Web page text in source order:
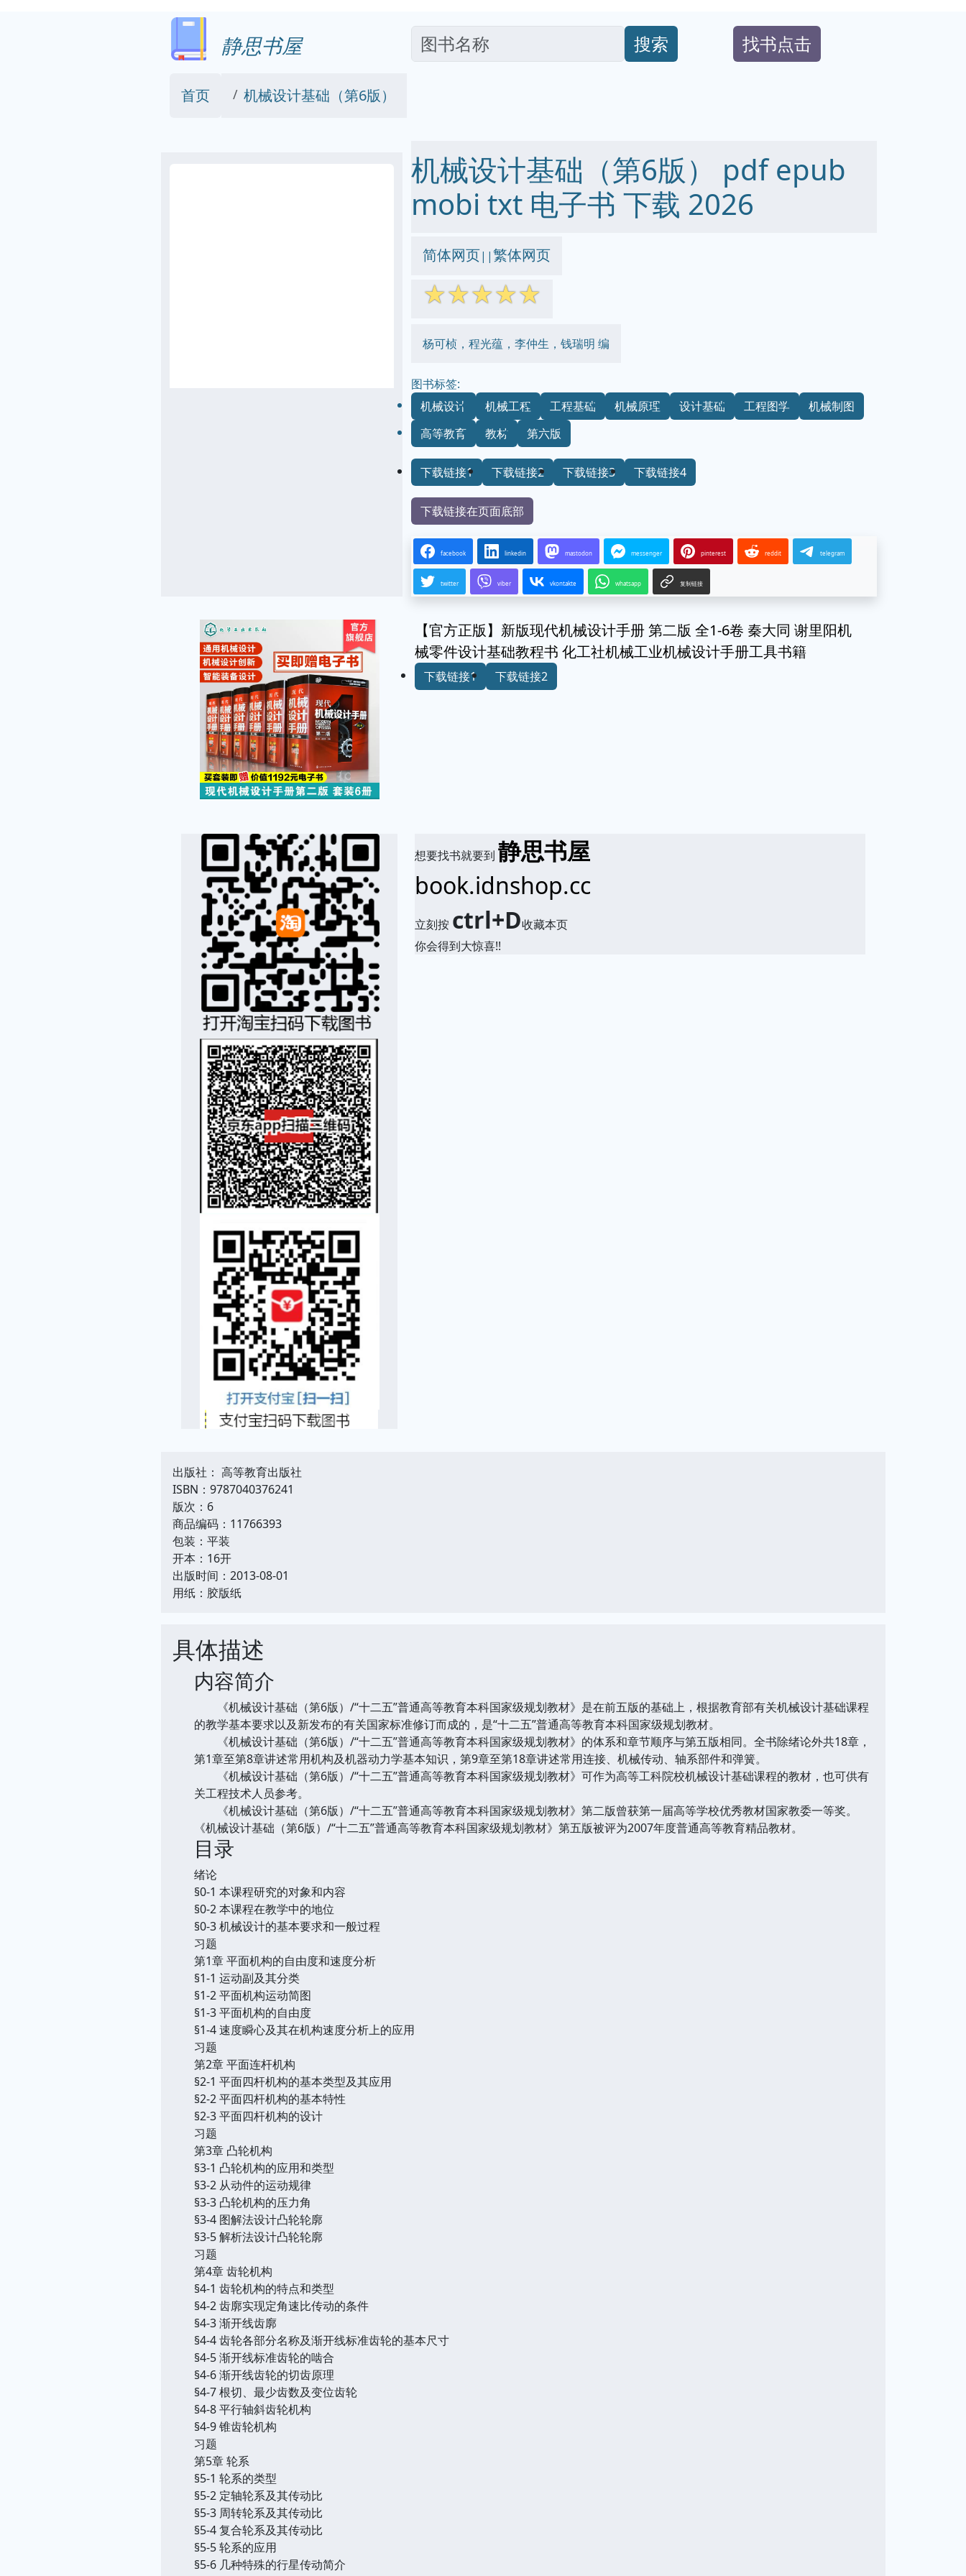
静思书屋 搜索 找书点击
首页 机械设计基础（第6版）
机械设计基础（第6版） pdf epub
mobi txt 电子书 下载 2026
简体网页||繁体网页
☆☆☆☆☆
杨可桢，程光蕴，李仲生，钱瑞明 编
图书标签:
机械设计
机械工程 工程基础 机械原理 设计基础 工程图学
机械制图
高等教育
教材 第六版
下载链接1 下载链接2 下载链接3 下载链接4
下载链接在页面底部
facebook linkedin mastodon messenger pinterest reddit telegram
twitter viber vkontakte whatsapp 复制链接
【官方正版】新版现代机械设计手册 第二版 全1-6卷 秦大同 谢里阳机
械零件设计基础教程书 化工社机械工业机械设计手册工具书籍
下载链接1 下载链接2
想要找书就要到静思书屋
book.idnshop.cc
立刻按 ctrl+D收藏本页
你会得到大惊喜!!
出版社： 高等教育出版社
ISBN：9787040376241
版次：6
商品编码：11766393
包装：平装
开本：16开
出版时间：2013-08-01
用纸：胶版纸
具体描述
内容简介
《机械设计基础（第6版）/“十二五”普通高等教育本科国家级规划教材》是在前五版的基础上，根据教育部有关机械设计基础课程
的教学基本要求以及新发布的有关国家标准修订而成的，是“十二五”普通高等教育本科国家级规划教材。
《机械设计基础（第6版）/“十二五”普通高等教育本科国家级规划教材》的体系和章节顺序与第五版相同。全书除绪论外共18章，
第1章至第8章讲述常用机构及机器动力学基本知识，第9章至第18章讲述常用连接、机械传动、轴系部件和弹簧。
《机械设计基础（第6版）/“十二五”普通高等教育本科国家级规划教材》可作为高等工科院校机械设计基础课程的教材，也可供有
关工程技术人员参考。
《机械设计基础（第6版）/“十二五”普通高等教育本科国家级规划教材》第二版曾获第一届高等学校优秀教材国家教委一等奖。
《机械设计基础（第6版）/“十二五”普通高等教育本科国家级规划教材》第五版被评为2007年度普通高等教育精品教材。
目录
绪论
§0-1 本课程研究的对象和内容
§0-2 本课程在教学中的地位
§0-3 机械设计的基本要求和一般过程
习题
第1章 平面机构的自由度和速度分析
§1-1 运动副及其分类
§1-2 平面机构运动简图
§1-3 平面机构的自由度
§1-4 速度瞬心及其在机构速度分析上的应用
习题
第2章 平面连杆机构
§2-1 平面四杆机构的基本类型及其应用
§2-2 平面四杆机构的基本特性
§2-3 平面四杆机构的设计
习题
第3章 凸轮机构
§3-1 凸轮机构的应用和类型
§3-2 从动件的运动规律
§3-3 凸轮机构的压力角
§3-4 图解法设计凸轮轮廓
§3-5 解析法设计凸轮轮廓
习题
第4章 齿轮机构
§4-1 齿轮机构的特点和类型
§4-2 齿廓实现定角速比传动的条件
§4-3 渐开线齿廓
§4-4 齿轮各部分名称及渐开线标准齿轮的基本尺寸
§4-5 渐开线标准齿轮的啮合
§4-6 渐开线齿轮的切齿原理
§4-7 根切、最少齿数及变位齿轮
§4-8 平行轴斜齿轮机构
§4-9 锥齿轮机构
习题
第5章 轮系
§5-1 轮系的类型
§5-2 定轴轮系及其传动比
§5-3 周转轮系及其传动比
§5-4 复合轮系及其传动比
§5-5 轮系的应用
§5-6 几种特殊的行星传动简介